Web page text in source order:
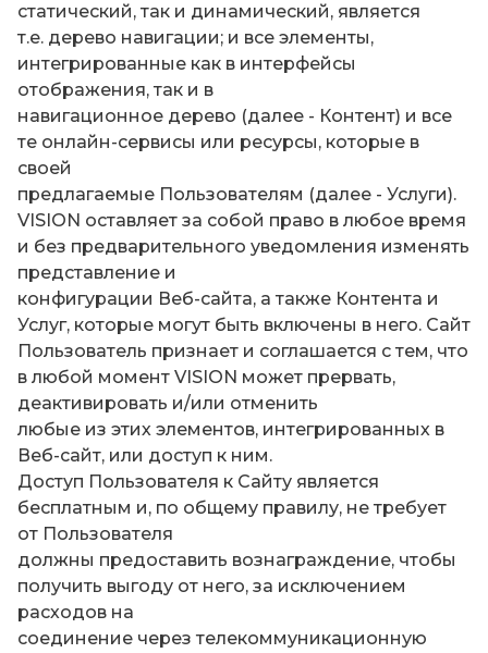
статический, так и динамический, является
т.е. дерево навигации; и все элементы,
интегрированные как в интерфейсы
отображения, так и в
навигационное дерево (далее - Контент) и все
те онлайн-сервисы или ресурсы, которые в
своей
предлагаемые Пользователям (далее - Услуги).
VISION оставляет за собой право в любое время
и без предварительного уведомления изменять
представление и
конфигурации Веб-сайта, а также Контента и
Услуг, которые могут быть включены в него. Сайт
Пользователь признает и соглашается с тем, что
в любой момент VISION может прервать,
деактивировать и/или отменить
любые из этих элементов, интегрированных в
Веб-сайт, или доступ к ним.
Доступ Пользователя к Сайту является
бесплатным и, по общему правилу, не требует
от Пользователя
должны предоставить вознаграждение, чтобы
получить выгоду от него, за исключением
расходов на
соединение через телекоммуникационную